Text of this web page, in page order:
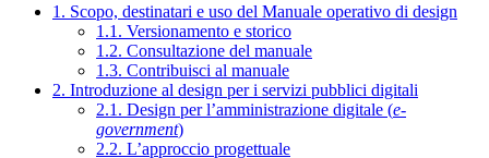
1. Scopo, destinatari e uso del Manuale operativo di design
1.1. Versionamento e storico
1.2. Consultazione del manuale
1.3. Contribuisci al manuale
2. Introduzione al design per i servizi pubblici digitali
2.1. Design per l’amministrazione digitale (e-
government)
2.2. L’approccio progettuale